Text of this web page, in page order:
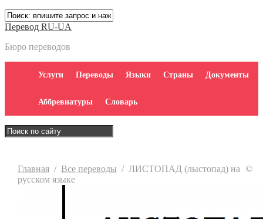
Перевод RU-UA
Бюро переводов
Услуги Переводы Языки Страны Документы
Аббревиатуры Словарь
Главная/ Все переводы / ЛИСТОПАД (лыстопад) на
русском языке
©